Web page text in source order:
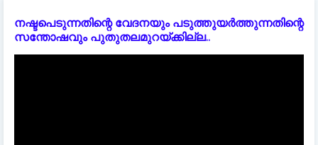
നഷ്ടപെടുന്നതിന്റെ വേദനയും പടുത്തുയർത്തുന്നതിന്റെ
സന്തോഷവും പുതുതലമുറയ്ക്കില്ല..